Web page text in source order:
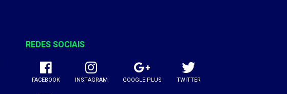
REDES SOCIAIS
FACEBOOK INSTAGRAM GOOGLE PLUS TWITTER